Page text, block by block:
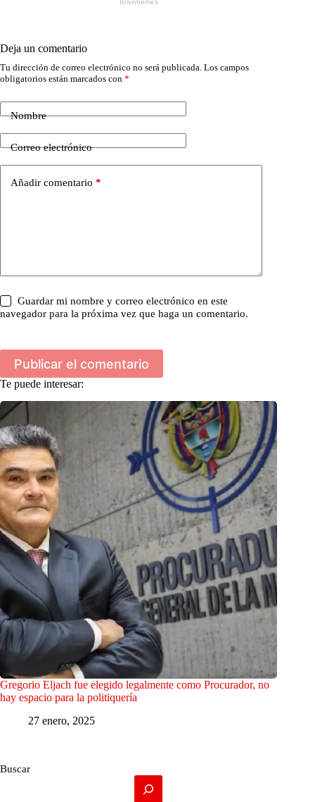
Deja un comentario
Tu dirección de correo electrónico no será publicada. Los campos
obligatorios están marcados con *
Nombre
Correo electrónico
Añadir comentario *
Guardar mi nombre y correo electrónico en este
navegador para la próxima vez que haga un comentario.
Publicar el comentario
Te puede interesar:
Gregorio Eljach fue elegido legalmente como Procurador, no
hay espacio para la politiquería
27 enero, 2025
Buscar